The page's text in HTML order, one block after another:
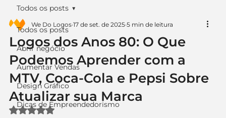
Todos os posts
Abrir negócio
Aumentar Vendas
Design Gráfico
Dicas de Empreendedorismo
Todos os posts
Logos dos Anos 80: O Que
Podemos Aprender com a
MTV, Coca-Cola e Pepsi Sobre
Atualizar sua Marca
We Do Logos 17 de set. de 2025 5 min de leitura
Avaliado com NaN de 5 estrelas.